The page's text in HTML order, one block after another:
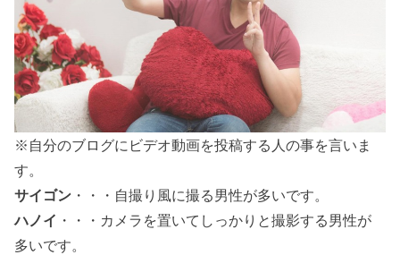
※自分のブログにビデオ動画を投稿する人の事を言いま
す。
サイゴン ・・・自撮り風に撮る男性が多いです。
ハノイ ・・・カメラを置いてしっかりと撮影する男性が
多いです。